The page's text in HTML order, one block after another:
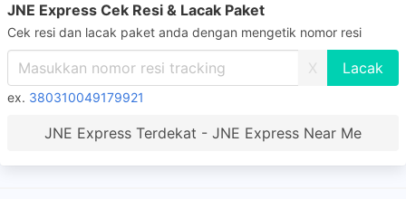
JNE Express Cek Resi & Lacak Paket
Cek resi dan lacak paket anda dengan mengetik nomor resi
X
ex. 380310049179921
JNE Express Terdekat - JNE Express Near Me